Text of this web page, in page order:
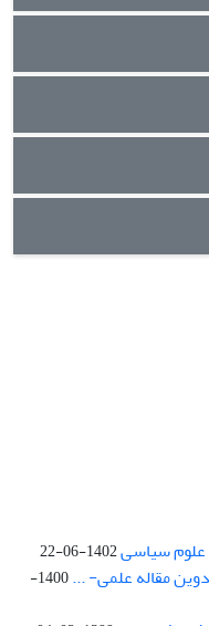
علوم سیاسی1402-06-22
مقاله علمی- ...
1400-